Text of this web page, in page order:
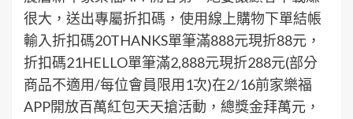
很大，送出專屬折扣碼，使用線上購物下單結帳
輸入折扣碼20THANKS單筆滿888元現折88元，
折扣碼21HELLO單筆滿2,888元現折288元(部分
商品不適用/每位會員限用1次)在2/16前家樂福
APP開放百萬紅包天天搶活動，總獎金拜萬元，